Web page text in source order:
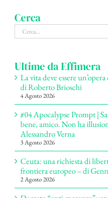
Cerca
Cerca
per:
Ultime da Effimera
La vita deve essere
di Roberto Brioschi
4 Agosto 2026
#04 Apocalypse Prompt |
bene, amico. Non ha
Alessandro Verna
3 Agosto 2026
Ceuta: una richiesta di
frontiera europeo – di
2 Agosto 2026